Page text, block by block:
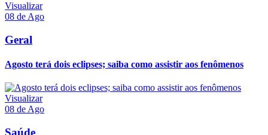
Visualizar
08 de Ago
Geral
Agosto terá dois eclipses; saiba como assistir aos fenômenos
Visualizar
08 de Ago
Saúde